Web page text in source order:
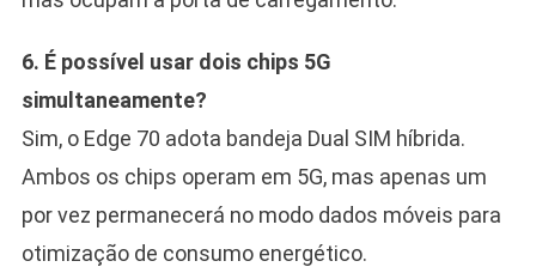
6. É possível usar dois chips 5G
simultaneamente?
Sim, o Edge 70 adota bandeja Dual SIM híbrida.
Ambos os chips operam em 5G, mas apenas um
por vez permanecerá no modo dados móveis para
otimização de consumo energético.